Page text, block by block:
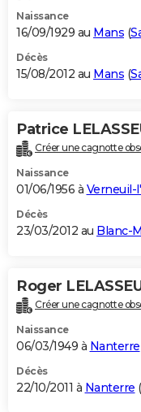
Naissance
16/09/1929 au Mans (
Décès
15/08/2012 au Mans (
Patrice
Créer une cagnotte
Naissance
01/06/1956 à Verneuil-
Décès
23/03/2012 au Blanc-
Roger
Créer une cagnotte
Naissance
06/03/1949 à Nanterre
Décès
22/10/2011 à Nanterre (